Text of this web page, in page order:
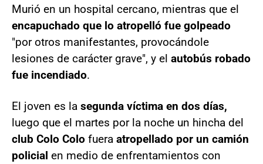
Murió en un hospital cercano, mientras que el
encapuchado que lo atropelló fue golpeado
"por otros manifestantes, provocándole
lesiones de carácter grave", y el autobús robado
fue incendiado.
El joven es la segunda víctima en dos días,
luego que el martes por la noche un hincha del
club Colo Colo fuera atropellado por un camión
policial en medio de enfrentamientos con